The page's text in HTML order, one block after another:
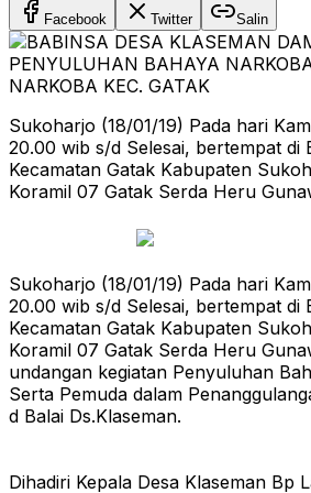
Facebook Twitter Salin
Sukoharjo (18/01/19) Pada hari
20.00 wib s/d Selesai, bertempat di
Kecamatan Gatak Kabupaten
Koramil 07 Gatak Serda Heru
Sukoharjo (18/01/19) Pada hari
20.00 wib s/d Selesai, bertempat di
Kecamatan Gatak Kabupaten
Koramil 07 Gatak Serda Heru
undangan kegiatan Penyuluhan
Serta Pemuda dalam
d Balai Ds.Klaseman.
Dihadiri Kepala Desa Klaseman Bp